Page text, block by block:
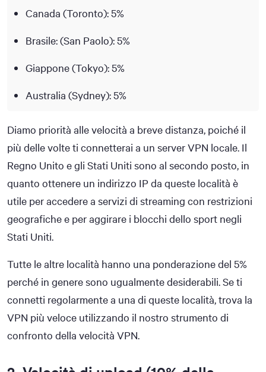
Canada (Toronto): 5%
Brasile: (San Paolo): 5%
Giappone (Tokyo): 5%
Australia (Sydney): 5%
Diamo priorità alle velocità a breve distanza, poiché il
più delle volte ti connetterai a un server VPN locale. Il
Regno Unito e gli Stati Uniti sono al secondo posto, in
quanto ottenere un indirizzo IP da queste località è
utile per accedere a servizi di streaming con restrizioni
geografiche e per aggirare i blocchi dello sport negli
Stati Uniti.
Tutte le altre località hanno una ponderazione del 5%
perché in genere sono ugualmente desiderabili. Se ti
connetti regolarmente a una di queste località, trova la
VPN più veloce utilizzando il nostro strumento di
confronto della velocità VPN.